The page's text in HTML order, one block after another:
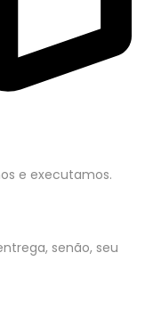
e executamos.
senão, seu